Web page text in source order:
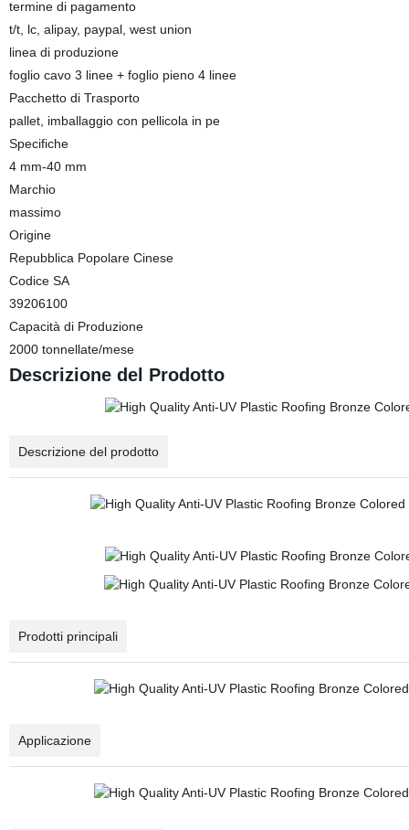
termine di pagamento
t/t, lc, alipay, paypal, west union
linea di produzione
foglio cavo 3 linee + foglio pieno 4 linee
Pacchetto di Trasporto
pallet, imballaggio con pellicola in pe
Specifiche
4 mm-40 mm
Marchio
massimo
Origine
Repubblica Popolare Cinese
Codice SA
39206100
Capacità di Produzione
2000 tonnellate/mese
Descrizione del Prodotto
Descrizione del prodotto
Prodotti principali
Applicazione